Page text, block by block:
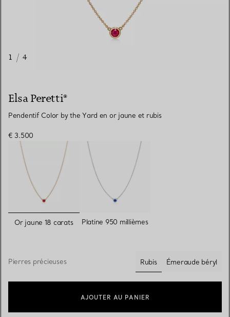
1 / 4
Elsa Peretti®
Pendentif Color by the Yard en or jaune et rubis
€ 3.500
sélectionnés
Or jaune 18 carats Platine 950 millièmes
Pierres précieuses
Rubis
sélectionnés
Émeraude béryl
AJOUTER AU PANIER